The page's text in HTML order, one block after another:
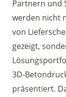
Partnern und
werden nicht
von
gezeigt,
3D-
präsentiert.